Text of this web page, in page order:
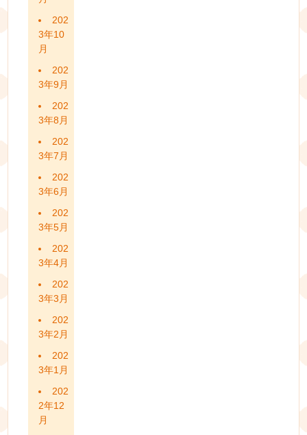
202
3年10
月
202
3年9月
202
3年8月
202
3年7月
202
3年6月
202
3年5月
202
3年4月
202
3年3月
202
3年2月
202
3年1月
202
2年12
月